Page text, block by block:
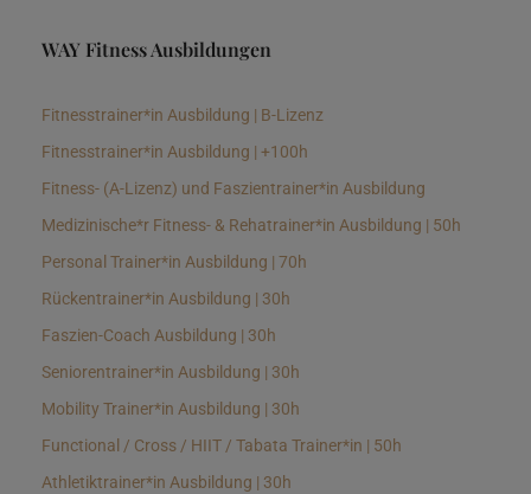
WAY Fitness Ausbildungen
Fitnesstrainer*in Ausbildung | B-Lizenz
Fitnesstrainer*in Ausbildung | +100h
Fitness- (A-Lizenz) und Faszientrainer*in Ausbildung
Medizinische*r Fitness- & Rehatrainer*in Ausbildung | 50h
Personal Trainer*in Ausbildung | 70h
Rückentrainer*in Ausbildung | 30h
Faszien-Coach Ausbildung | 30h
Seniorentrainer*in Ausbildung | 30h
Mobility Trainer*in Ausbildung | 30h
Functional / Cross / HIIT / Tabata Trainer*in | 50h
Athletiktrainer*in Ausbildung | 30h